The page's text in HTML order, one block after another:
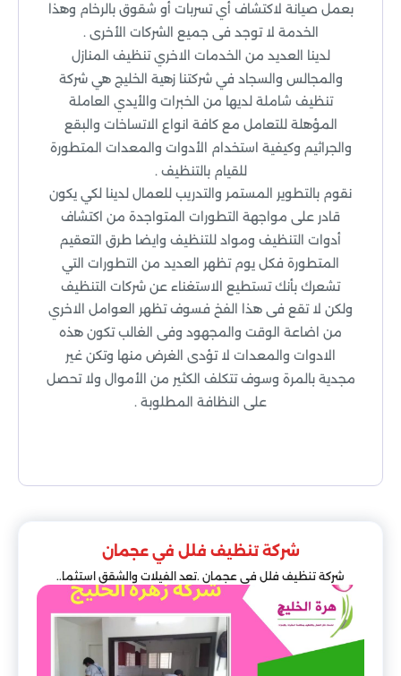
بعمل صيانة لاكتشاف أي تسربات أو شقوق بالرخام وهذا
الخدمة لا توجد فى جميع الشركات الأخرى .
لدينا العديد من الخدمات الاخري تنظيف المنازل
والمجالس والسجاد في شركتنا زهية الخليج هي شركة
تنظيف شاملة لديها من الخبرات والأيدي العاملة
المؤهلة للتعامل مع كافة انواع الاتساخات والبقع
والجراثيم وكيفية استخدام الأدوات والمعدات المتطورة
للقيام بالتنظيف .
نقوم بالتطوير المستمر والتدريب للعمال لدينا لكي يكون
قادر على مواجهة التطورات المتواجدة من اكتشاف
أدوات التنظيف ومواد للتنظيف وايضا طرق التعقيم
المتطورة فكل يوم تظهر العديد من التطورات التي
تشعرك بأنك تستطيع الاستغناء عن شركات التنظيف
ولكن لا تقع فى هذا الفخ فسوف تظهر العوامل الاخري
من اضاعة الوقت والمجهود وفى الغالب تكون هذه
الادوات والمعدات لا تؤدى الغرض منها وتكن غير
مجدية بالمرة وسوف تتكلف الكثير من الأموال ولا تحصل
على النظافة المطلوبة .
شركة تنظيف فلل في عجمان
شركة تنظيف فلل في عجمان .تعد الفيلات والشقق استثما..